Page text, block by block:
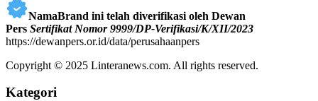
NamaBrand ini telah diverifikasi oleh Dewan
Pers Sertifikat Nomor 9999/DP-Verifikasi/K/XII/2023
https://dewanpers.or.id/data/perusahaanpers
Copyright © 2025 Linteranews.com. All rights reserved.
Kategori